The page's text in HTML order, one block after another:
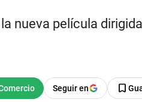
nueva película
Seguir en